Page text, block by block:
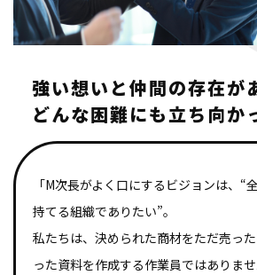
強い想いと仲間の存在が
どんな困難にも立ち向か
「M次長がよく口にするビジョンは、“
持てる組織でありたい”。
私たちは、決められた商材をただ売っ
った資料を作成する作業員ではありま